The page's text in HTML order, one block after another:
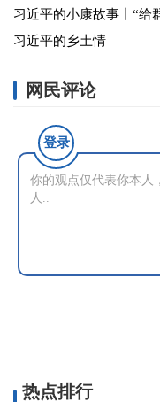
习近平的乡土情
网民评论
登录
热点排行